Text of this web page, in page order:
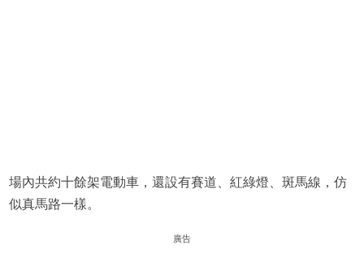
場內共約十餘架電動車，還設有賽道、紅綠燈、斑馬線，仿
似真馬路一樣。
廣告